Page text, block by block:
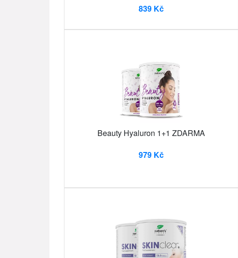
839 Kč
Beauty Hyaluron 1+1 ZDARMA
979 Kč